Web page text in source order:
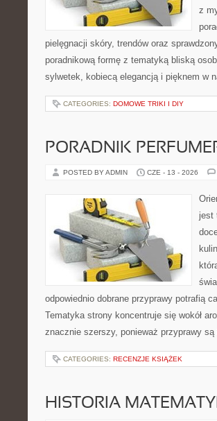
z
pielęgnacji skóry, trendów oraz
poradnikową formę z tematyką bliską
sylwetek, kobiecą elegancją i pięknem w
CATEGORIES: DOMOWE TRIKI I DIY
PORADNIK
POSTED BY ADMIN CZE - 13 - 2026
jest
odpowiednio dobrane przyprawy potrafią
Tematyka strony koncentruje się wokół
znacznie szerszy, ponieważ przyprawy
CATEGORIES: RECENZJE KSIĄŻEK
HISTORIA